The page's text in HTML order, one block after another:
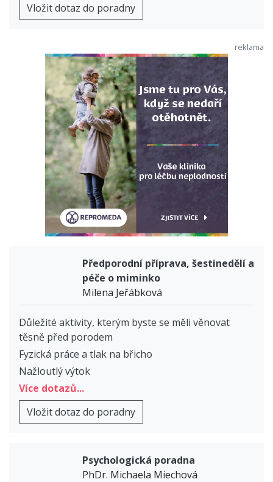
Vložit dotaz do poradny
Předporodní příprava, šestinedělí a
péče o miminko
Milena Jeřábková
Důležité aktivity, kterým byste se měli věnovat
těsně před porodem
Fyzická práce a tlak na břicho
Nažloutlý výtok
Více dotazů...
Vložit dotaz do poradny
Psychologická poradna
PhDr. Michaela Miechová